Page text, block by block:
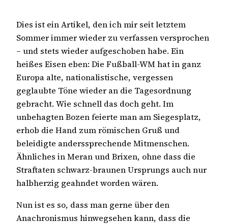
Dies ist ein Artikel, den ich mir seit letztem
Sommer immer wieder zu verfassen versprochen
– und stets wieder aufgeschoben habe. Ein
heißes Eisen eben: Die Fußball-WM hat in ganz
Europa alte, nationalistische, vergessen
geglaubte Töne wieder an die Tagesordnung
gebracht. Wie schnell das doch geht. Im
unbehagten Bozen feierte man am Siegesplatz,
erhob die Hand zum römischen Gruß und
beleidigte anderssprechende Mitmenschen.
Ähnliches in Meran und Brixen, ohne dass die
Straftaten schwarz-braunen Ursprungs auch nur
halbherzig geahndet worden wären.
Nun ist es so, dass man gerne über den
Anachronismus hinwegsehen kann, dass die